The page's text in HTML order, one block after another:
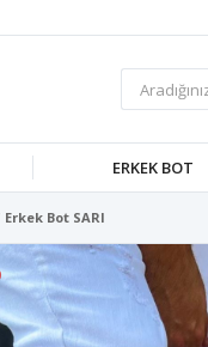
ERKEK BOT
Erkek Bot SARI